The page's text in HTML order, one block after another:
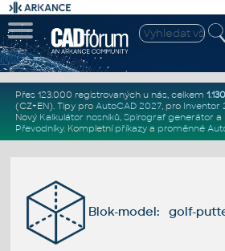
Přes 123.000 registrovaných u nás, celkem
(CZ+EN). Tipy pro AutoCAD 2027, pro Inventor
Nový Kalkulátor nosníků, Spirograf generátor a
Převodníky. Kompletní příkazya proměnné
Blok-model: golf-